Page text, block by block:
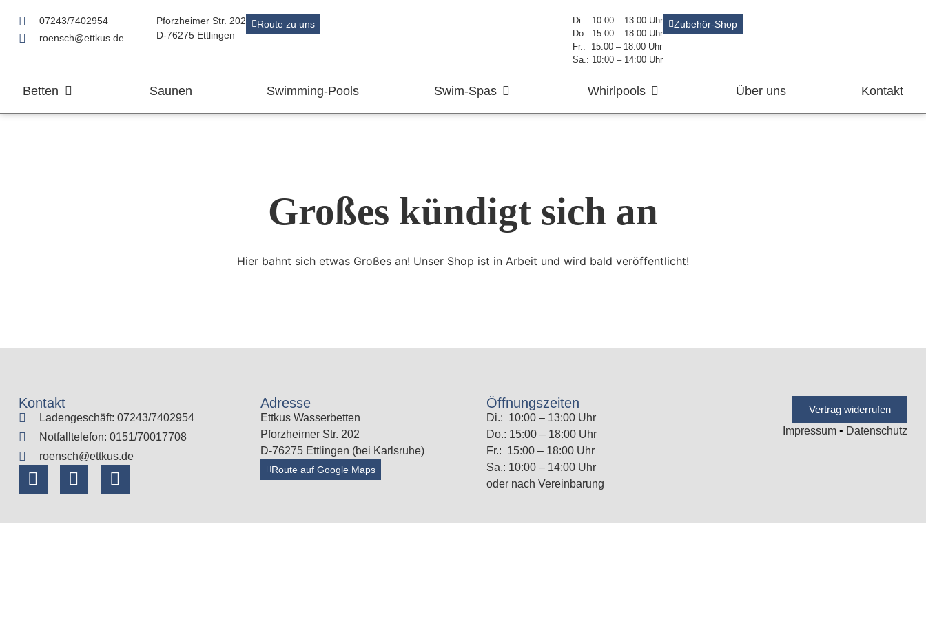
07243/7402954
roensch@ettkus.de
Pforzheimer Str. 202
D-76275 Ettlingen
Route zu uns
Di.: 10:00 – 13:00 Uhr
Do.: 15:00 – 18:00 Uhr
Fr.: 15:00 – 18:00 Uhr
Sa.: 10:00 – 14:00 Uhr
Zubehör-Shop
Betten Saunen Swimming-Pools Swim-Spas Whirlpools Über uns Kontakt
Großes kündigt sich an
Hier bahnt sich etwas Großes an! Unser Shop ist in Arbeit und wird bald veröffentlicht!
Kontakt
Ladengeschäft: 07243/7402954
Notfalltelefon: 0151/70017708
roensch@ettkus.de
Adresse
Ettkus Wasserbetten
Pforzheimer Str. 202
D-76275 Ettlingen (bei Karlsruhe)
Route auf Google Maps
Öffnungszeiten
Di.: 10:00 – 13:00 Uhr
Do.: 15:00 – 18:00 Uhr
Fr.: 15:00 – 18:00 Uhr
Sa.: 10:00 – 14:00 Uhr
oder nach Vereinbarung
Vertrag widerrufen
Impressum • Datenschutz